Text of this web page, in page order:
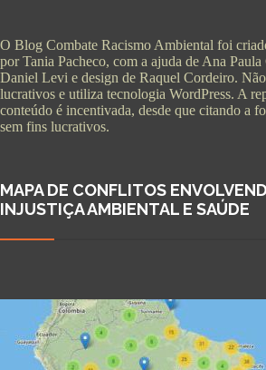
O Blog Combate Racismo Ambiental foi
por Tania Pacheco, com a ajuda de Ana
Daniel Levi e design de Raquel Cordeiro.
lucrativos e utiliza tecnologia WordPress. A
conteúdo é incentivada, desde que citando a
sem fins lucrativos.
MAPA DE CONFLITOS
INJUSTIÇA AMBIENTAL E SAÚDE